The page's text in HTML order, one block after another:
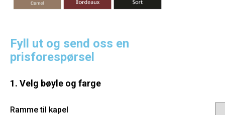
Fyll ut og send oss en
prisforespørsel
1. Velg bøyle og farge
Ramme til kapel